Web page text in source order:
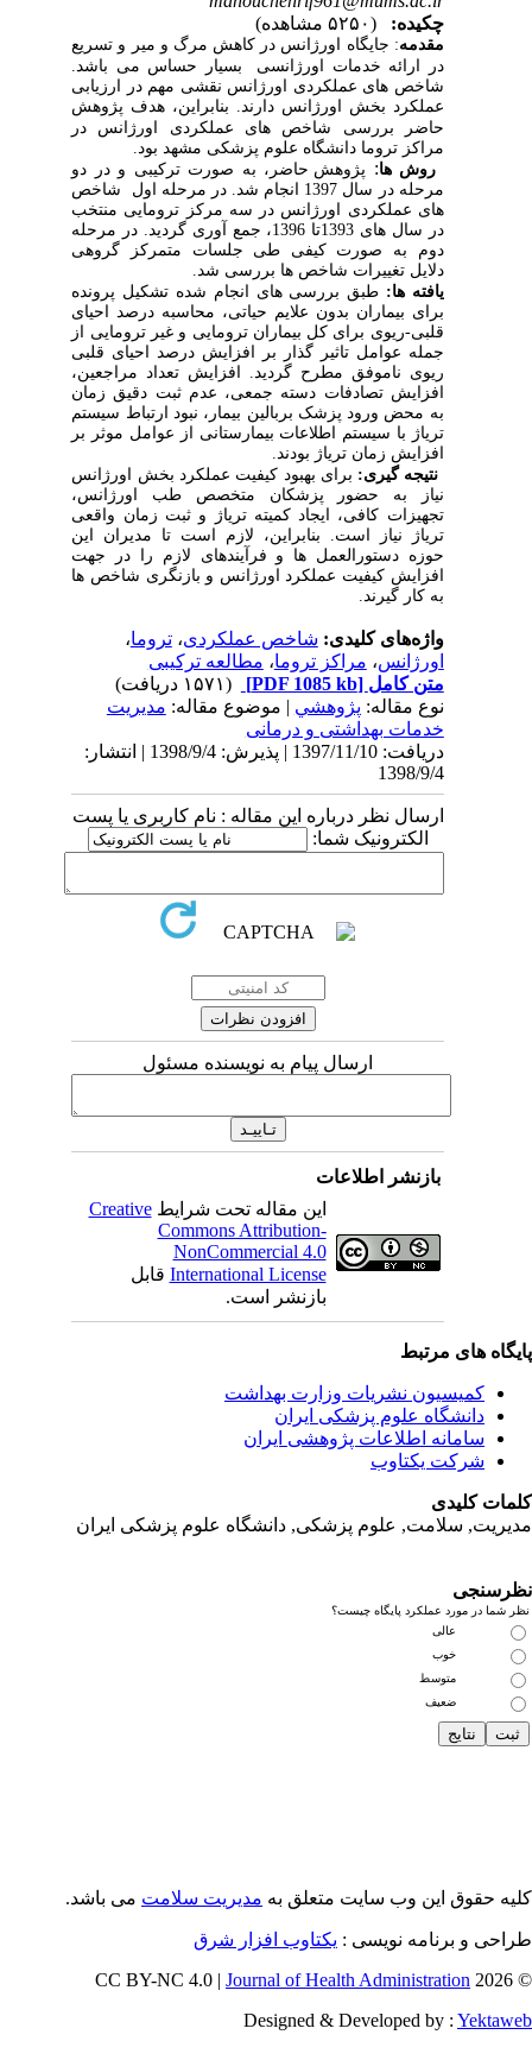
چکیده:
مقدمه: جایگاه اورژانس در کاهش مرگ و میر و تسریع
در ارائه خدمات اورژانسی
بسیار حساس می باشد.
شاخص های عملکردی اورژانس نقشی مهم در ارزیابی
عملکرد بخش اورژانس دارند.بنابراین، هدف پژوهش
حاضر
بررسی شاخص های عملکردی اورژانس در
مراکز تروما دانشگاه علوم پزشکی مشهد بود.
روشها :پژوهش حاضر، به صورت ترکیبی و در دو
مرحله در سال 1397 انجام شد.
در مرحله اول شاخص
های عملکردی اورژانس در سه مرکز ترومایی منتخب
در سال های 1393تا 1396، جمع آوری گردید. در مرحله
دوم به صورت کیفی طی جلسات متمرکز گروهی
دلایل تغییرات شاخص ها بررسیشد.
یافته ها: طبق بررسی های انجام شده تشکیل پرونده
برای بیماران بدون علایم حیاتی، محاسبه درصد احیای
قلبی-ریوی برای کل بیماران ترومایی و غیر ترومایی از
جمله عوامل تاثیر گذار بر افزایش درصد احیای قلبی
ریوی ناموفق مطرح گردید. افزایش تعداد مراجعین،
افزایش تصادفات دسته جمعی، عدم ثبت دقیق زمان
به محض ورود پزشک بربالین بیمار، نبود ارتباط سیستم
تریاژ با سیستم اطلاعات بیمارستانی از عوامل موثر بر
افزایش زمان تریاژ بودند.
نتیجه گیری: برای بهبود کیفیت عملکرد بخش اورژانس
نیاز به حضور پزشکان متخصص طب اورژانس،
تجهیزات کافی، ایجاد کمیته تریاژ و ثبت زمان واقعی
تریاژ نیاز است. بنابراین،لازم است تا مدیران این
حوزه دستورالعمل ها و فرآیندهای لازم را در جهت
افزایش کیفیت عملکرد اورژانس و بازنگری شاخص ها
به کار گیرند.
واژه‌های کلیدی:شاخص عملکردی،تروما،
اورژانس،مراکز تروما،مطالعه ترکیبی
متن کامل[PDF 1085 kb]
نوع مقاله:پژوهشي| موضوع مقاله:مدیریت
خدمات بهداشتی‌ و درمانی
دریافت: 1397/11/10 | پذیرش: 1398/9/4 | انتشار:
1398/9/4
ارسال نظر درباره این مقاله : نام کاربری یا پست
الکترونیک شما:
ارسال پیام به نویسنده مسئول
بازنشر اطلاعات
این مقاله تحت شرایطCreative
Commons Attribution-
NonCommercial 4.0
International Licenseقابل
بازنشر است.
های مرتبط
کمیسیون نشریات وزارت بهداشت
دانشگاه علوم پزشکی ایران
سامانه اطلاعات پژوهشی ایران
شرکت یکتاوب
کلیدی
سلامت, علوم پزشکی, دانشگاه علوم پزشکی ایران
شما در مورد عملکرد پایگاه چیست؟
عالی
خوب
متوسط
ضعیف
حقوق این وب سایت متعلق بهمدیریت سلامتمی باشد.
و برنامه نویسی : یکتاوب افزار شرق
©
Journal of Health Administration
Designed & Developed by :